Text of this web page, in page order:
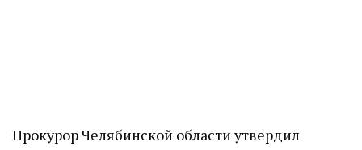
Прокурор Челябинской области утвердил